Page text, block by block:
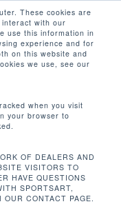
These cookies are
with our
use this information in
experience and for
on this website and
we use, see our
when you visit
your browser to
OF DEALERS AND
VISITORS TO
HAVE QUESTIONS
SPORTSART,
CONTACT PAGE.
search
Close
Menu